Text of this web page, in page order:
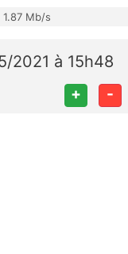
1.87 Mb/s
2021 à 15h48
+ -